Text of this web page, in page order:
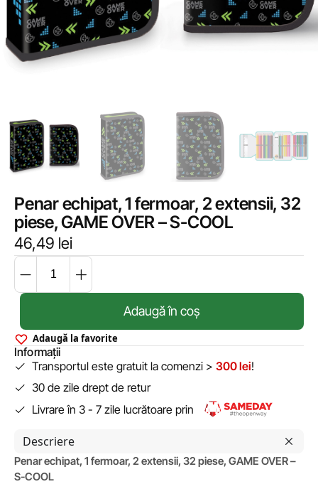
Penar echipat, 1 fermoar, 2 extensii, 32
piese, GAME OVER – S-COOL
46,49 lei
Adaugă în coș
Adaugă la favorite
Informații
Transportul este gratuit la comenzi > 300 lei!
30 de zile drept de retur
Livrare în 3 - 7 zile lucrătoare prin
Descriere
Penar echipat, 1 fermoar, 2 extensii, 32 piese, GAME OVER –
S-COOL